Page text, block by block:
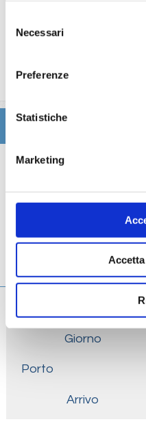
delNecessari
Preferenze
Statistiche
Marketing
Tasse portuali
Le quote di servizio
trattamenti estetici,
lavanderia).
Scheda tecnica
Giorno
Porto
Arrivo